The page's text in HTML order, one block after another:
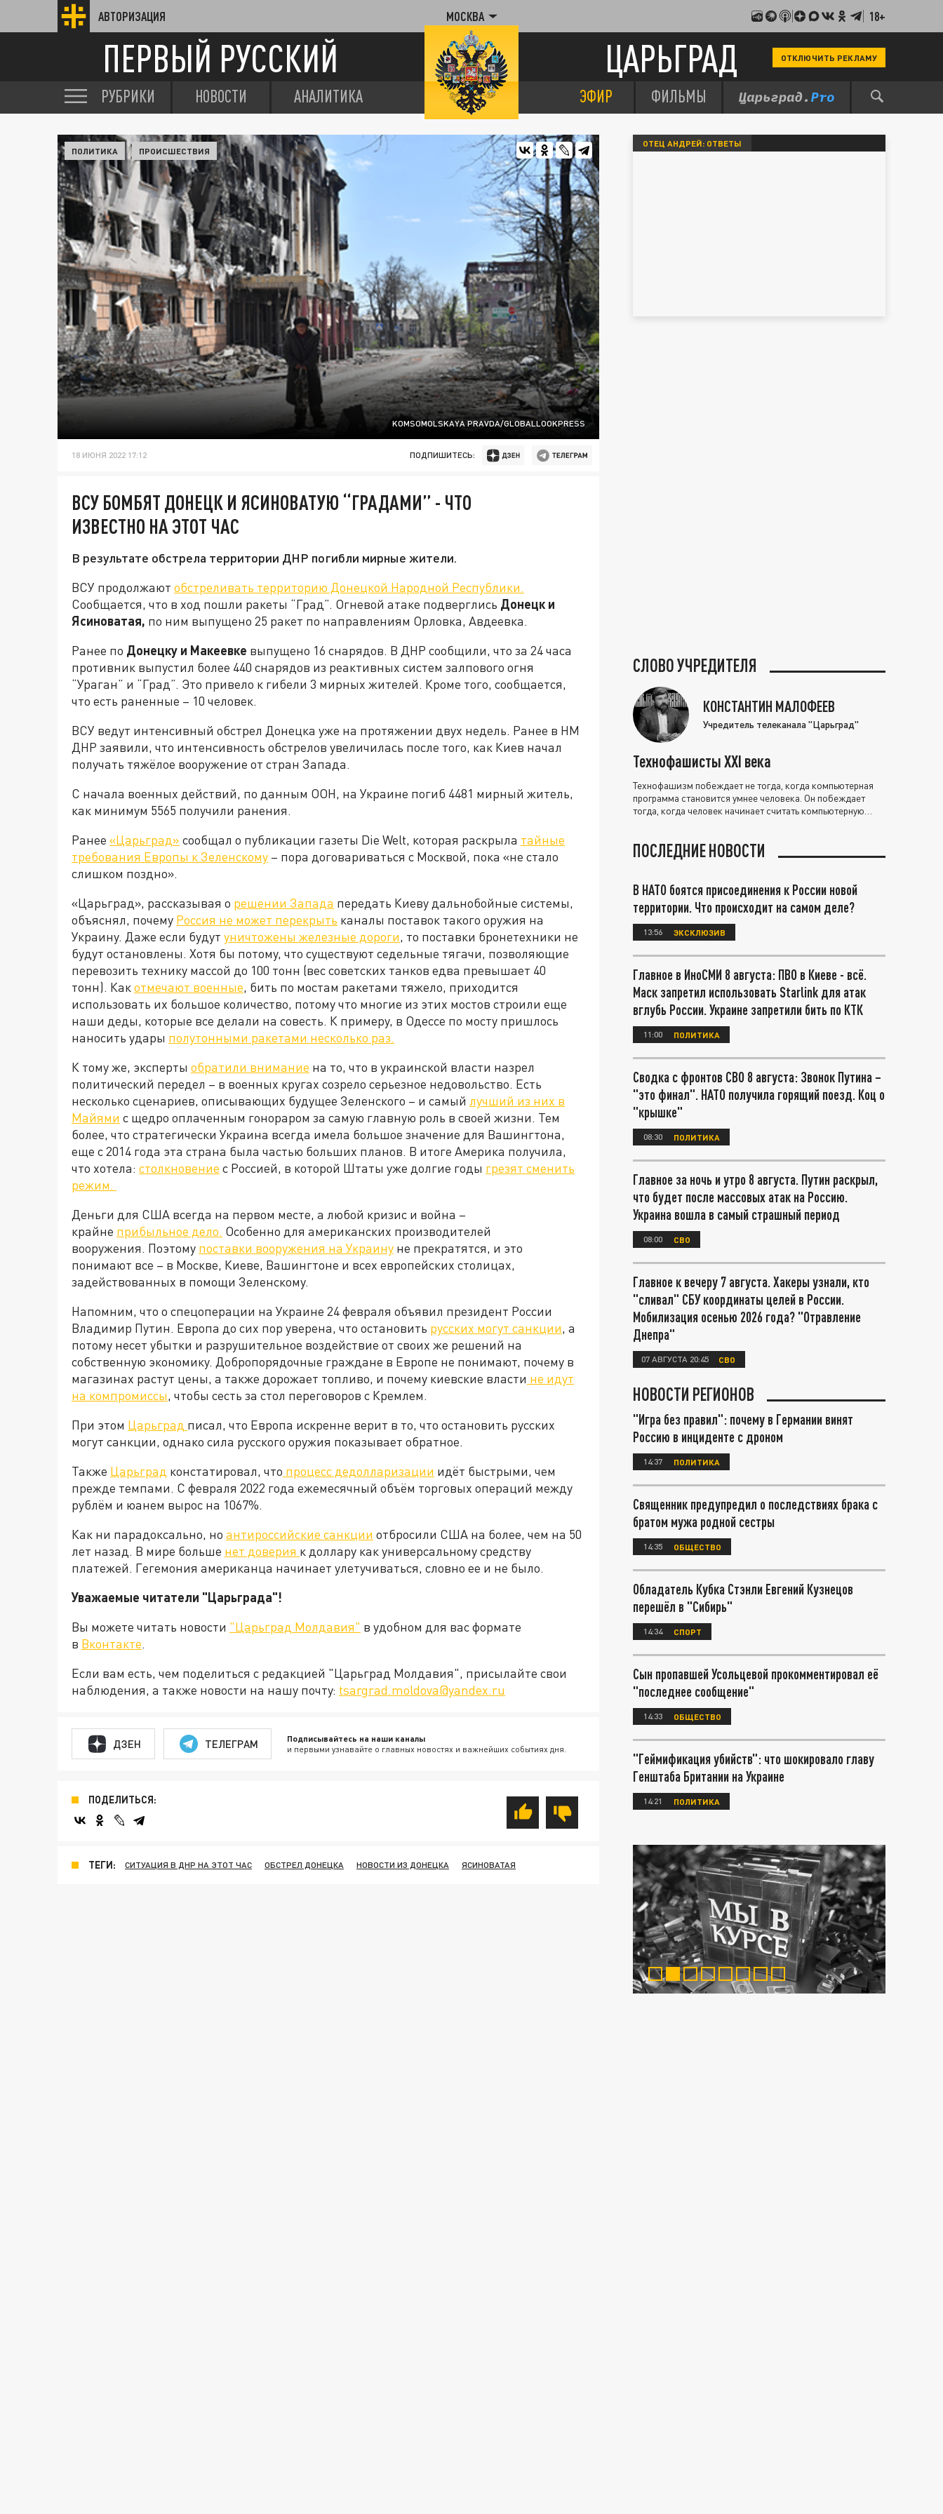
АВТОРИЗАЦИЯ МОСКВА 18+
ПЕРВЫЙ РУССКИЙ ЦАРЬГРАД ОТКЛЮЧИТЬ РЕКЛАМУ
РУБРИКИ НОВОСТИ АНАЛИТИКА ЭФИР ФИЛЬМЫ
KOMSOMOLSKAYA PRAVDA/GLOBALLOOKPRESS
ПОЛИТИКА ПРОИСШЕСТВИЯ
18 ИЮНЯ 2022 17:12 ПОДПИШИТЕСЬ:
ВСУ БОМБЯТ ДОНЕЦК И ЯСИНОВАТУЮ “ГРАДАМИ” - ЧТО
ИЗВЕСТНО НА ЭТОТ ЧАС
В результате обстрела территории ДНР погибли мирные жители.
ВСУ продолжают обстреливать территорию Донецкой Народной Республики.
Сообщается, что в ход пошли ракеты “Град”. Огневой атаке подверглись Донецк и
Ясиноватая, по ним выпущено 25 ракет по направлениям Орловка, Авдеевка.
Ранее по Донецку и Макеевке выпущено 16 снарядов. В ДНР сообщили, что за 24 часа
противник выпустил более 440 снарядов из реактивных систем залпового огня
“Ураган” и “Град”. Это привело к гибели 3 мирных жителей. Кроме того, сообщается,
что есть раненные – 10 человек.
ВСУ ведут интенсивный обстрел Донецка уже на протяжении двух недель. Ранее в НМ
ДНР заявили, что интенсивность обстрелов увеличилась после того, как Киев начал
получать тяжёлое вооружение от стран Запада.
С начала военных действий, по данным ООН, на Украине погиб 4481 мирный житель,
как минимум 5565 получили ранения.
Ранее «Царьград» сообщал о публикации газеты Die Welt, которая раскрыла тайные
требования Европы к Зеленскому – пора договариваться с Москвой, пока «не стало
слишком поздно».
«Царьград», рассказывая о решении Запада передать Киеву дальнобойные системы,
объяснял, почему Россия не может перекрыть каналы поставок такого оружия на
Украину. Даже если будут уничтожены железные дороги, то поставки бронетехники не
будут остановлены. Хотя бы потому, что существуют седельные тягачи, позволяющие
перевозить технику массой до 100 тонн (вес советских танков едва превышает 40
тонн). Какотмечают военные, бить по мостам ракетами тяжело, приходится
использовать их большое количество, потому что многие из этих мостов строили еще
наши деды, которые все делали на совесть. К примеру, в Одессе по мосту пришлось
наносить удары полутонными ракетами несколько раз.
К тому же, эксперты обратили внимание на то, что в украинской власти назрел
политический передел – в военных кругах созрело серьезное недовольство. Есть
несколько сценариев, описывающих будущее Зеленского – и самый лучший из них в
Майями с щедро оплаченным гонораром за самую главную роль в своей жизни. Тем
более, что стратегически Украина всегда имела большое значение для Вашингтона,
еще с 2014 года эта страна была частью больших планов. В итоге Америка получила,
что хотела: столкновение с Россией, в которой Штаты уже долгие годы грезят сменить
режим.
Деньги для США всегда на первом месте, а любой кризис и война –
крайне прибыльное дело. Особенно для американских производителей
вооружения. Поэтому поставки вооружения на Украину не прекратятся, и это
понимают все – в Москве, Киеве, Вашингтоне и всех европейских столицах,
задействованных в помощи Зеленскому.
Напомним, что о спецоперации на Украине 24 февраля объявил президент России
Владимир Путин. Европа до сих пор уверена, что остановить русских могут санкции, а
потому несет убытки и разрушительное воздействие от своих же решений на
собственную экономику. Добропорядочные граждане в Европе не понимают, почему в
магазинах растут цены, а также дорожает топливо, и почему киевские власти не идут
на компромиссы, чтобы сесть за стол переговоров с Кремлем.
При этом Царьград писал, что Европа искренне верит в то, что остановить русских
могут санкции, однако сила русского оружия показывает обратное.
Также Царьград констатировал, что процесс дедолларизации идёт быстрыми, чем
прежде темпами. С февраля 2022 года ежемесячный объём торговых операций между
рублём и юанем вырос на 1067%.
Как ни парадоксально, но антироссийские санкции отбросили США на более, чем на 50
лет назад. В мире больше нет доверия к доллару как универсальному средству
платежей. Гегемония американца начинает улетучиваться, словно ее и не было.
Уважаемые читатели "Царьграда"!
Вы можете читать новости "Царьград Молдавия" в удобном для вас формате
в Вконтакте.
Если вам есть, чем поделиться с редакцией "Царьград Молдавия", присылайте свои
наблюдения, а также новости на нашу почту: tsargrad.moldova@yandex.ru
ДЗЕН ТЕЛЕГРАМ Подписывайтесь на наши каналы
и первыми узнавайте о главных новостях и важнейших событиях дня.
ПОДЕЛИТЬСЯ:
ТЕГИ: СИТУАЦИЯ В ДНР НА ЭТОТ ЧАС ОБСТРЕЛ ДОНЕЦКА НОВОСТИ ИЗ ДОНЕЦКА ЯСИНОВАТАЯ
ОТЕЦ АНДРЕЙ: ОТВЕТЫ
СЛОВО УЧРЕДИТЕЛЯ
КОНСТАНТИН МАЛОФЕЕВ
Учредитель телеканала "Царьград"
Технофашисты XXI века
Технофашизм побеждает не тогда, когда компьютерная
программа становится умнее человека. Он побеждает
тогда, когда человек начинает считать компьютерную
ПОСЛЕДНИЕ НОВОСТИ
В НАТО боятся присоединения к России новой
территории. Что происходит на самом деле?
13:56 ЭКСКЛЮЗИВ
Главное в ИноСМИ 8 августа: ПВО в Киеве - всё.
Маск запретил использовать Starlink для атак
вглубь России. Украине запретили бить по КТК
11:00 ПОЛИТИКА
Сводка с фронтов СВО 8 августа: Звонок Путина –
"это финал". НАТО получила горящий поезд. Коц о
"крышке"
08:30 ПОЛИТИКА
Главное за ночь и утро 8 августа. Путин раскрыл,
что будет после массовых атак на Россию.
Украина вошла в самый страшный период
08:00 СВО
Главное к вечеру 7 августа. Хакеры узнали, кто
"сливал" СБУ координаты целей в России.
Мобилизация осенью 2026 года? "Отравление
Днепра"
07 АВГУСТА 20:45 СВО
НОВОСТИ РЕГИОНОВ
"Игра без правил": почему в Германии винят
Россию в инциденте с дроном
14:37 ПОЛИТИКА
Священник предупредил о последствиях брака с
братом мужа родной сестры
14:35 ОБЩЕСТВО
Обладатель Кубка Стэнли Евгений Кузнецов
перешёл в "Сибирь"
14:34 СПОРТ
Сын пропавшей Усольцевой прокомментировал её
"последнее сообщение"
14:33 ОБЩЕСТВО
"Геймификация убийств": что шокировало главу
Генштаба Британии на Украине
14:21 ПОЛИТИКА